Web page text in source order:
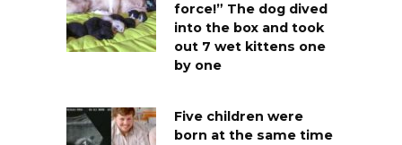
force!” The dog dived
into the box and took
out 7 wet kittens one
by one
Five children were
born at the same time